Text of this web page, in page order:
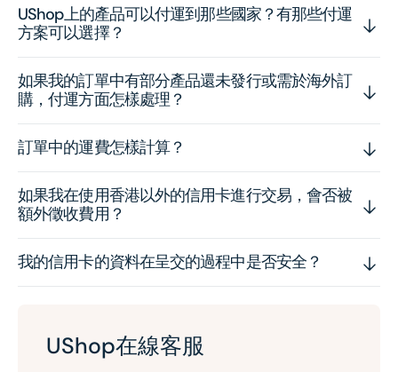
UShop上的產品可以付運到那些國家？有那些付運
方案可以選擇？
如果我的訂單中有部分產品還未發行或需於海外訂
購，付運方面怎樣處理？
訂單中的運費怎樣計算？
如果我在使用香港以外的信用卡進行交易，會否被
額外徵收費用？
我的信用卡的資料在呈交的過程中是否安全？
UShop在線客服